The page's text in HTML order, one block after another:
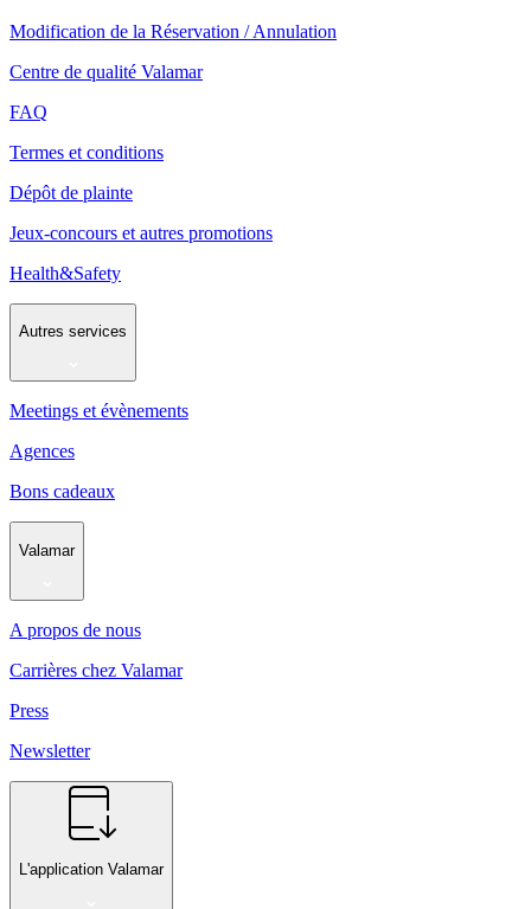
Modification de la Réservation / Annulation
Centre de qualité Valamar
FAQ
Termes et conditions
Dépôt de plainte
Jeux-concours et autres promotions
Health&Safety
Autres services
Meetings et évènements
Agences
Bons cadeaux
Valamar
A propos de nous
Carrières chez Valamar
Press
Newsletter
L'application Valamar